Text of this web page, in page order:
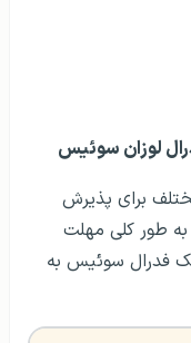
لوزان سوئیس
برای پذیرش
طور کلی مهلت
فدرال سوئیس به